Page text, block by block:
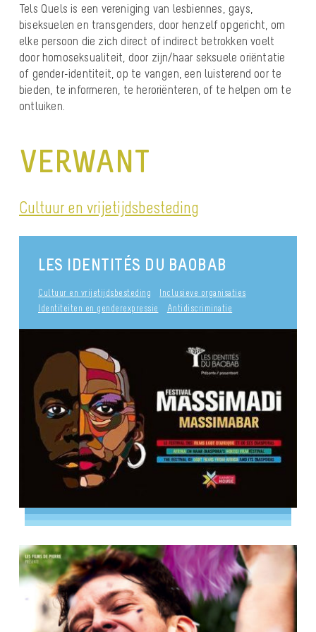
Tels Quels is een vereniging van lesbiennes, gays,
biseksuelen en transgenders, door henzelf opgericht, om
elke persoon die zich direct of indirect betrokken voelt
door homoseksualiteit, door zijn/haar seksuele oriëntatie
of gender-identiteit, op te vangen, een luisterend oor te
bieden, te informeren, te heroriënteren, of te helpen om te
ontluiken.
VERWANT
Cultuur en vrijetijdsbesteding
LES IDENTITÉS DU BAOBAB
Cultuur en vrijetijdsbesteding
Inclusieve organisaties
Identiteiten en genderexpressie
Antidiscriminatie